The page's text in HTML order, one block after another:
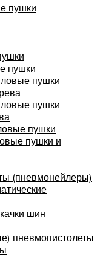
пушки
пушки
пушки
пушки
пушки
пушки и
(пневмонейлеры)
шин
пневмопистолеты